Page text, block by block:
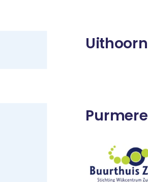
Uithoorn